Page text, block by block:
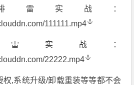
雷实战：
111111.mp4
雷实战：
22222.mp4
权,系统升级/卸载重装等等都不会